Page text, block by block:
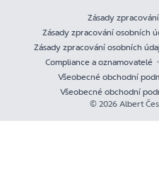
Zásady
Zásady zpracování osobních
Zásady zpracování osobních
Compliance a oznamovatelé
Všeobecné obchodní
Všeobecné obchodní
© 2026 Albert